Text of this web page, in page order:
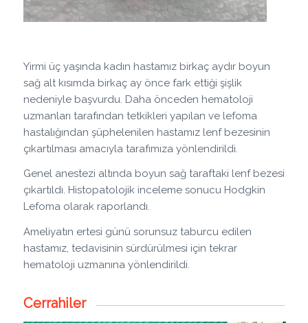
Yirmi üç yaşında kadın hastamız birkaç aydır boyun
sağ alt kısımda birkaç ay önce fark ettiği şişlik
nedeniyle başvurdu. Daha önceden hematoloji
uzmanları tarafından tetkikleri yapılan ve lefoma
hastalığından şüphelenilen hastamız lenf bezesinin
çıkartılması amacıyla tarafımıza yönlendirildi.
Genel anestezi altında boyun sağ taraftaki lenf bezesi
çıkartıldı. Histopatolojik inceleme sonucu Hodgkin
Lefoma olarak raporlandı.
Ameliyatın ertesi günü sorunsuz taburcu edilen
hastamız, tedavisinin sürdürülmesi için tekrar
hematoloji uzmanına yönlendirildi.
Cerrahiler